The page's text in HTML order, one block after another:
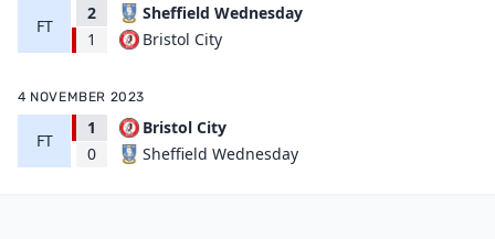
FT
2
1
Sheffield Wednesday
Bristol City
4 NOVEMBER 2023
FT
1
0
Bristol City
Sheffield Wednesday